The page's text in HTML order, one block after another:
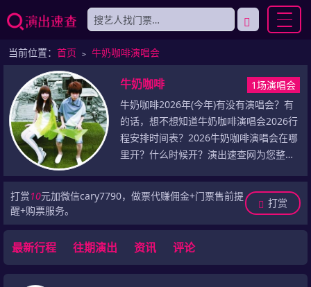
当前位置： 首页 ﹥ 牛奶咖啡演唱会
牛奶咖啡
1场演唱会
牛奶咖啡2026年(今年)有没有演唱会？有
的话，想不想知道牛奶咖啡演唱会2026行
程安排时间表？2026牛奶咖啡演唱会在哪
里开？什么时候开？演出速查网为您整理
新价格、牛奶咖啡2026巡演最新行程安排
意！
打赏10元加微信cary7790，做票代赚佣金+门票售前提
醒+购票服务。
打赏
最新行程 往期演出 资讯 评论